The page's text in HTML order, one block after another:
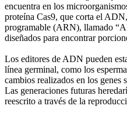
encuentra en los
proteína Cas9, que corta el
programable (ARN), llamado
diseñados para encontrar
Los editores de ADN pueden
línea germinal, como los
cambios realizados en los genes
Las generaciones futuras
reescrito a través de la